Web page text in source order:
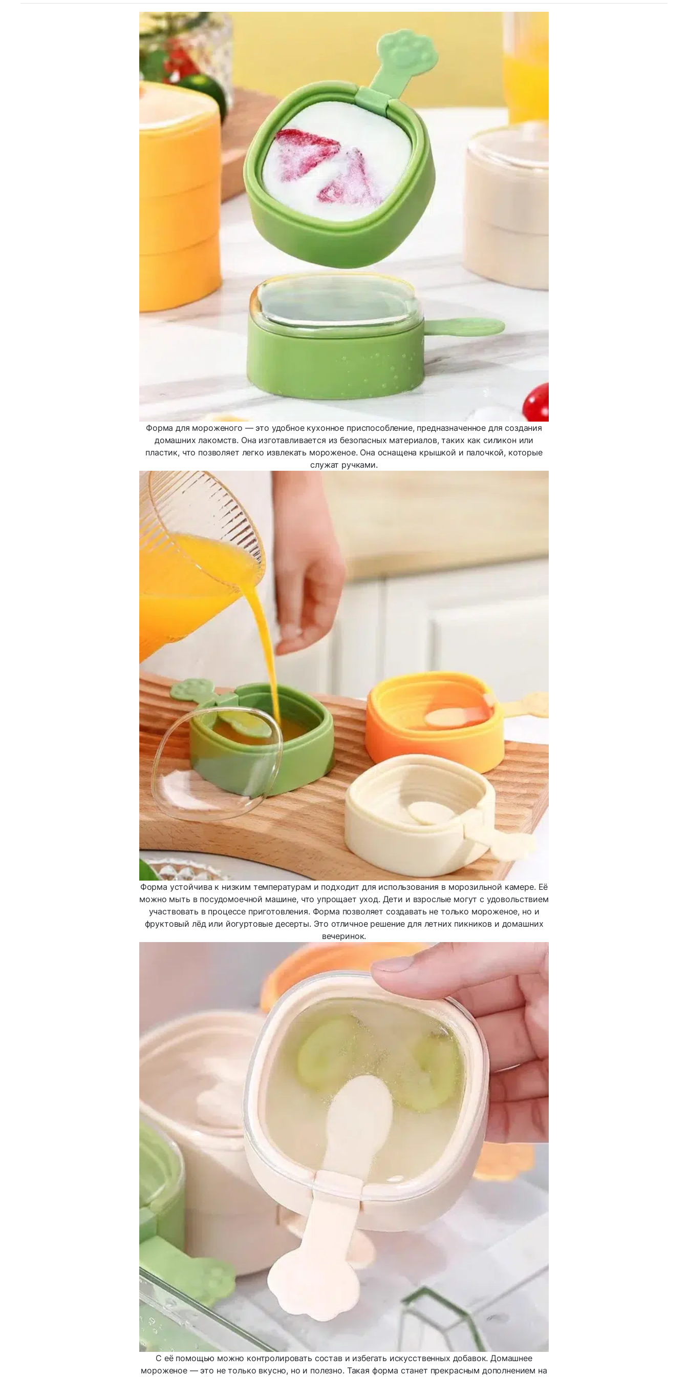
Форма для мороженого — это удобное кухонное приспособление, предназначенное для создания
домашних лакомств. Она изготавливается из безопасных материалов, таких как силикон или
пластик, что позволяет легко извлекать мороженое. Она оснащена крышкой и палочкой, которые
служат ручками.
Форма устойчива к низким температурам и подходит для использования в морозильной камере. Её
можно мыть в посудомоечной машине, что упрощает уход. Дети и взрослые могут с удовольствием
участвовать в процессе приготовления. Форма позволяет создавать не только мороженое, но и
фруктовый лёд или йогуртовые десерты. Это отличное решение для летних пикников и домашних
вечеринок.
С её помощью можно контролировать состав и избегать искусственных добавок. Домашнее
мороженое — это не только вкусно, но и полезно. Такая форма станет прекрасным дополнением на